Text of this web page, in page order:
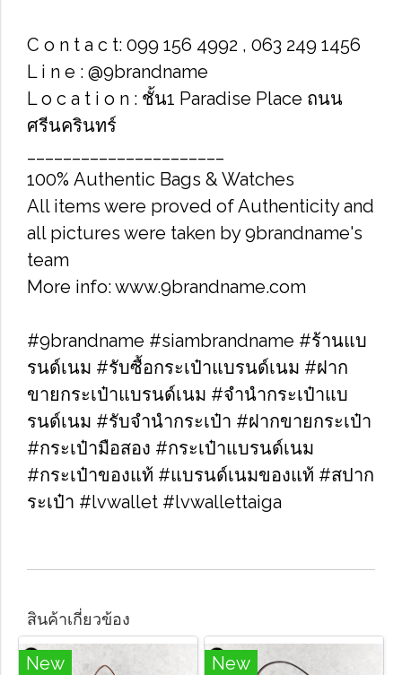
C o n t a c t: 099 156 4992 , 063 249 1456
L i n e : @9brandname
L o c a t i o n : ชั้น1 Paradise Place ถนน
ศรีนครินทร์
100% Authentic Bags & Watches
All items were proved of Authenticity and
all pictures were taken by 9brandname's
team
More info: www.9brandname.com
#9brandname #siambrandname #ร้านแบ
รนด์เนม #รับซื้อกระเป๋าแบรนด์เนม​ #ฝาก
ขายกระเป๋าแบรนด์เนม​ #จำนำกระเป๋าแบ
รนด์เนม​ #รับจำนำกระเป๋า #ฝากขายกระเป๋า
#กระเป๋ามือสอง​ #กระเป๋าแบรนด์เนม​
#กระเป๋าของแท้​ #แบรนด์เนมของแท้ #สปาก
ระเป๋า #lvwallet #lvwallettaiga
สินค้าเกี่ยวข้อง
New New